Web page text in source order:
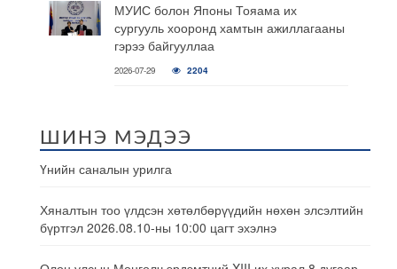
МУИС болон Японы Тояама их
сургууль хооронд хамтын ажиллагааны
гэрээ байгууллаа
2026-07-29 2204
ШИНЭ МЭДЭЭ
Үнийн саналын урилга
Хяналтын тоо үлдсэн хөтөлбөрүүдийн нөхөн элсэлтийн
бүртгэл 2026.08.10-ны 10:00 цагт эхэлнэ